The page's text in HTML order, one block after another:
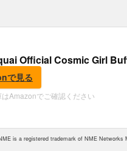
Official Cosmic Girl
で見る
Amazonでご確認ください
is a registered trademark of NME Networks